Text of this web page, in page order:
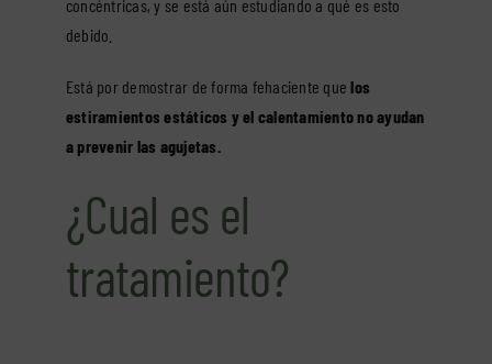
concéntricas, y se está aún estudiando a qué es esto
debido.
Está por demostrar de forma fehaciente quelos
estiramientos estáticos y el calentamiento no ayudan
a prevenir las agujetas.
¿Cual es el
tratamiento?